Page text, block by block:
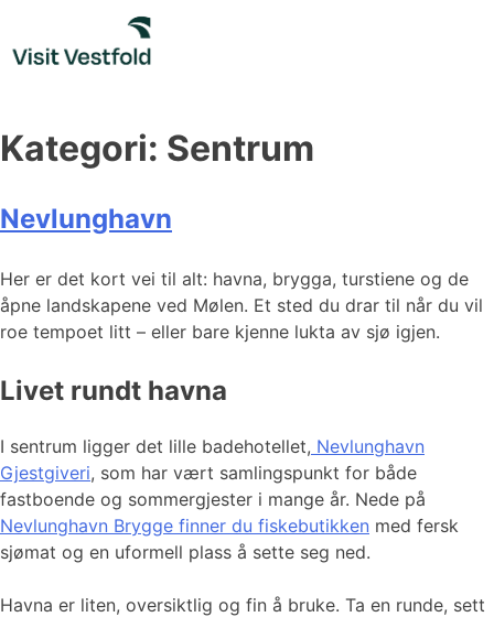
content
Kategori: Sentrum
Nevlunghavn
Her er det kort vei til alt: havna, brygga, turstiene og de
åpne landskapene ved Mølen. Et sted du drar til når du vil
roe tempoet litt – eller bare kjenne lukta av sjø igjen.
Livet rundt havna
I sentrum ligger det lille badehotellet, Nevlunghavn
Gjestgiveri, som har vært samlingspunkt for både
fastboende og sommergjester i mange år. Nede på
Nevlunghavn Brygge finner du fiskebutikken med fersk
sjømat og en uformell plass å sette seg ned.
Havna er liten, oversiktlig og fin å bruke. Ta en runde, sett